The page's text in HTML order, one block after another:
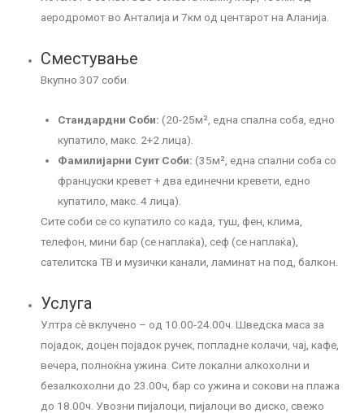
аеродромот во Анталија и 7км од центарот на Аланија.
Сместување
Вкупно 307 соби.
Стандардни Соби: (20-25м², една спална соба, едно
купатило, макс. 2+2 лица).
Фамилијарни Суит Соби: (35м², една спални соба со
француски кревет + два единечни кревети, едно
купатило, макс. 4 лица).
Сите соби се со купатило со када, туш, фен, клима,
телефон, мини бар (се наплаќа), сеф (се наплаќа),
сателитска ТВ и музички канали, ламинат на под, балкон.
Услуга
Ултра сѐ вклучено – од 10.00-24.00ч. Шведска маса за
појадок, доцен појадок ручек, попладне колачи, чај, кафе,
вечера, полноќна ужина. Сите локални алкохолни и
безалкохолни до 23.00ч, бар со ужина и сокови на плажа
до 18.00ч. Увозни пијалоци, пијалоци во диско, свежо